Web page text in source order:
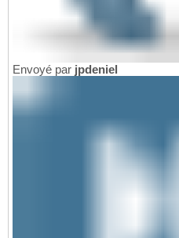
Envoyé par jpdeniel